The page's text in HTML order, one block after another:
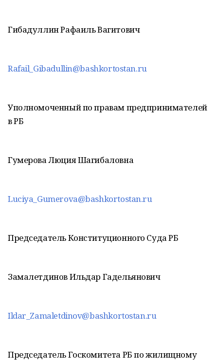
Гибадуллин Рафаиль Вагитович
Rafail_Gibadullin@bashkortostan.ru
Уполномоченный по правам предпринимателей
в РБ
Гумерова Люция Шагибаловна
Luciya_Gumerova@bashkortostan.ru
Председатель Конституционного Суда РБ
Замалетдинов Ильдар Гадельянович
Ildar_Zamaletdinov@bashkortostan.ru
Председатель Госкомитета РБ по жилищному